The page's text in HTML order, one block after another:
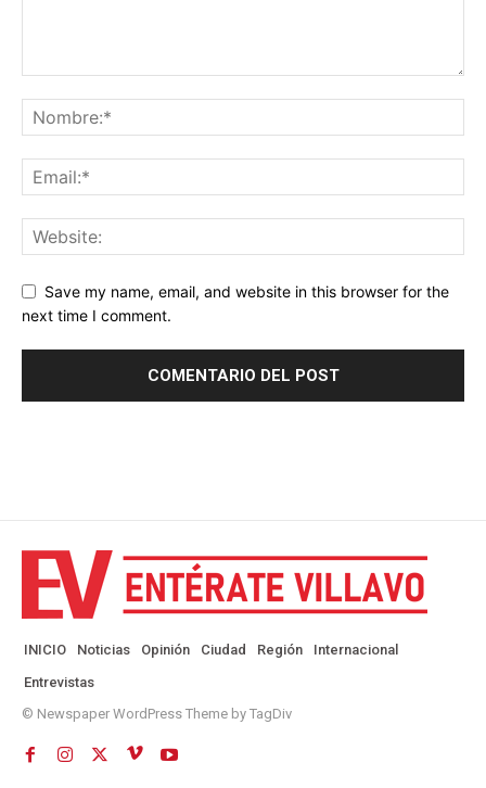
Save my name, email, and website in this browser for the
next time I comment.
INICIO Noticias Opinión Ciudad Región
Internacional
Entrevistas
© Newspaper WordPress Theme by TagDiv